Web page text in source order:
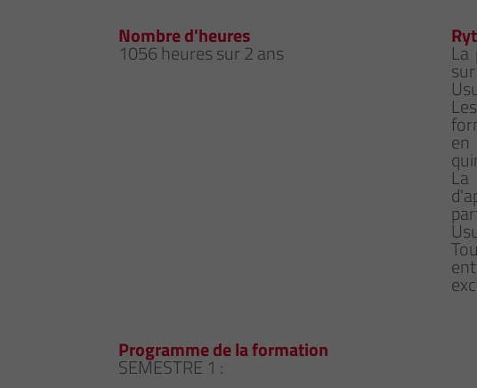
Nombre d'heures
1056 heures sur 2 ans
Programme de la formation
SEMESTRE 1 :